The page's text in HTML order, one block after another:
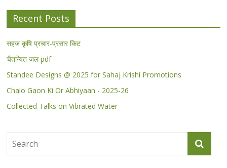
Recent Posts
सहज कृषि प्रचार-प्रसार किट
चैतन्यित जल pdf
Standee Designs @ 2025 for Sahaj Krishi Promotions
Chalo Gaon Ki Or Abhiyaan - 2025-26
Collected Talks on Vibrated Water